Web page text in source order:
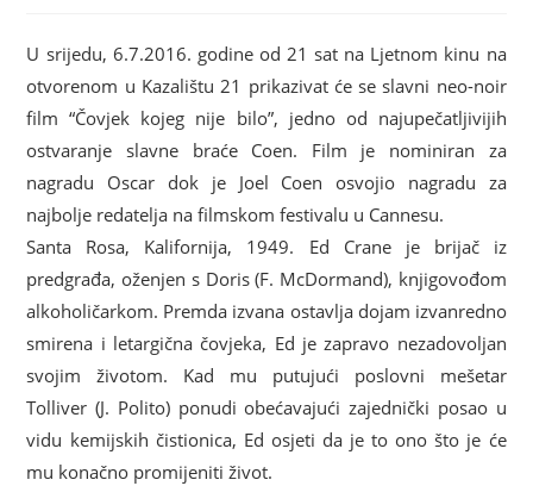
U srijedu, 6.7.2016. godine od 21 sat na Ljetnom kinu na
otvorenom u Kazalištu 21 prikazivat će se slavni neo-noir
film “Čovjek kojeg nije bilo”, jedno od najupečatljivijih
ostvaranje slavne braće Coen. Film je nominiran za
nagradu Oscar dok je Joel Coen osvojio nagradu za
najbolje redatelja na filmskom festivalu u Cannesu.
Santa Rosa, Kalifornija, 1949. Ed Crane je brijač iz
predgrađa, oženjen s Doris (F. McDormand), knjigovođom
alkoholičarkom. Premda izvana ostavlja dojam izvanredno
smirena i letargična čovjeka, Ed je zapravo nezadovoljan
svojim životom. Kad mu putujući poslovni mešetar
Tolliver (J. Polito) ponudi obećavajući zajednički posao u
vidu kemijskih čistionica, Ed osjeti da je to ono što je će
mu konačno promijeniti život.